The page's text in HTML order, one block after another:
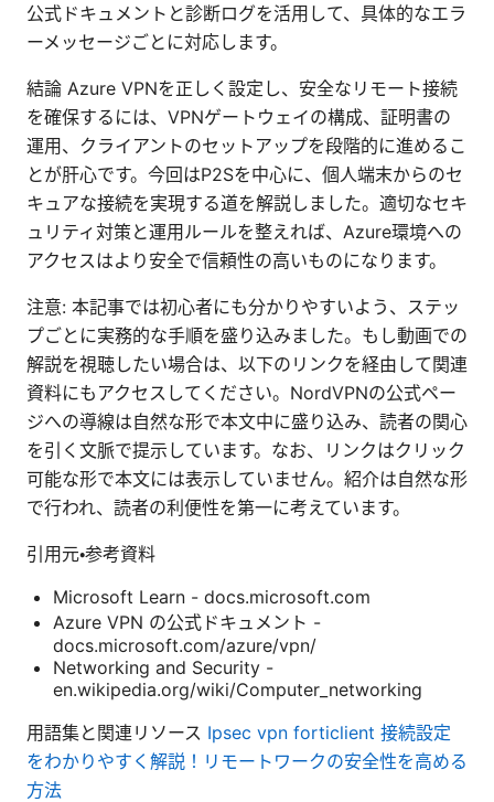
公式ドキュメントと診断ログを活用して、具体的なエラ
ーメッセージごとに対応します。
結論 Azure VPNを正しく設定し、安全なリモート接続
を確保するには、VPNゲートウェイの構成、証明書の
運用、クライアントのセットアップを段階的に進めるこ
とが肝心です。今回はP2Sを中心に、個人端末からのセ
キュアな接続を実現する道を解説しました。適切なセキ
ュリティ対策と運用ルールを整えれば、Azure環境への
アクセスはより安全で信頼性の高いものになります。
注意: 本記事では初心者にも分かりやすいよう、ステッ
プごとに実務的な手順を盛り込みました。もし動画での
解説を視聴したい場合は、以下のリンクを経由して関連
資料にもアクセスしてください。NordVPNの公式ペー
ジへの導線は自然な形で本文中に盛り込み、読者の関心
を引く文脈で提示しています。なお、リンクはクリック
可能な形で本文には表示していません。紹介は自然な形
で行われ、読者の利便性を第一に考えています。
引用元・参考資料
Microsoft Learn - docs.microsoft.com
Azure VPN の公式ドキュメント -
docs.microsoft.com/azure/vpn/
Networking and Security -
en.wikipedia.org/wiki/Computer_networking
用語集と関連リソース Ipsec vpn forticlient 接続設定
をわかりやすく解説！リモートワークの安全性を高める
方法